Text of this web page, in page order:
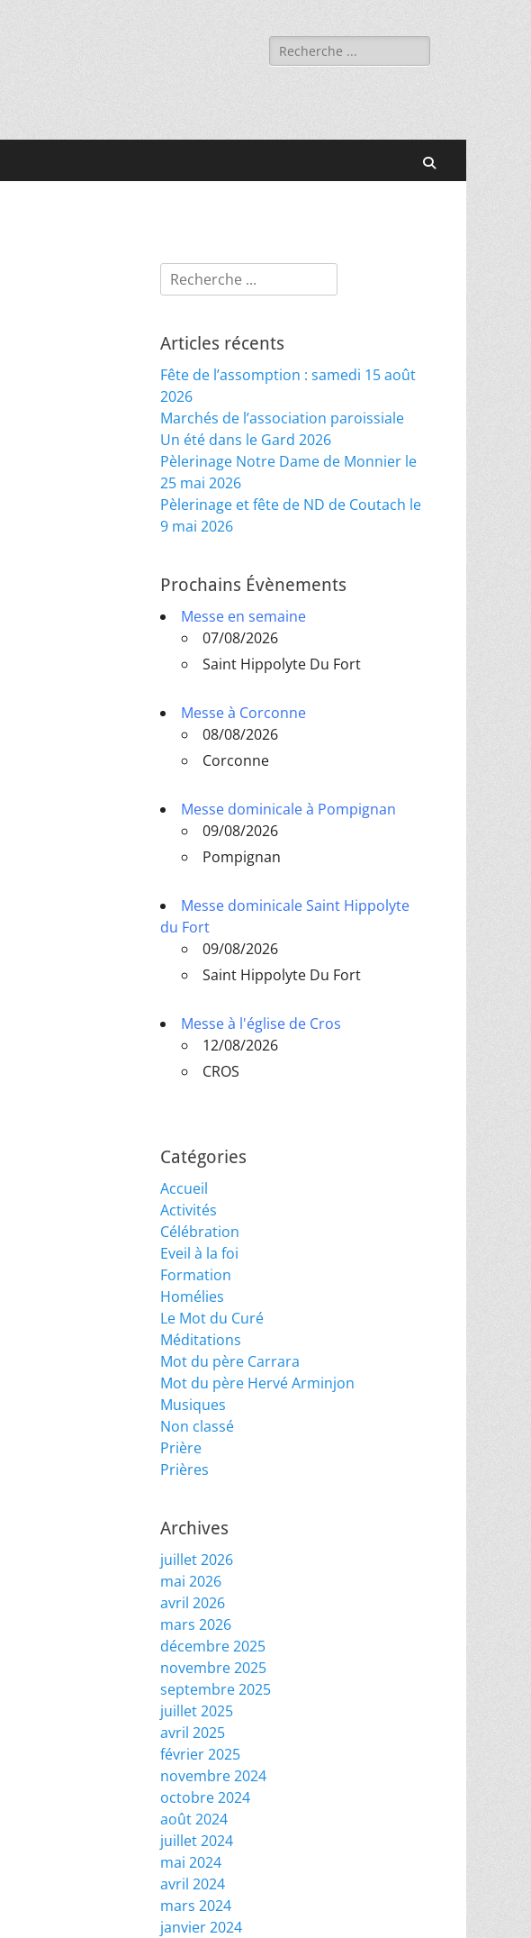
Rechercher :
Rechercher :
Articles récents
Fête de l’assomption : samedi 15 août
2026
Marchés de l’association paroissiale
Un été dans le Gard 2026
Pèlerinage Notre Dame de Monnier le
25 mai 2026
Pèlerinage et fête de ND de Coutach le
9 mai 2026
Prochains Évènements
Messe en semaine
07/08/2026
Saint Hippolyte Du Fort
Messe à Corconne
08/08/2026
Corconne
Messe dominicale à Pompignan
09/08/2026
Pompignan
Messe dominicale Saint Hippolyte
du Fort
09/08/2026
Saint Hippolyte Du Fort
Messe à l'église de Cros
12/08/2026
CROS
Catégories
Accueil
Activités
Célébration
Eveil à la foi
Formation
Homélies
Le Mot du Curé
Méditations
Mot du père Carrara
Mot du père Hervé Arminjon
Musiques
Non classé
Prière
Prières
Archives
juillet 2026
mai 2026
avril 2026
mars 2026
décembre 2025
novembre 2025
septembre 2025
juillet 2025
avril 2025
février 2025
novembre 2024
octobre 2024
août 2024
juillet 2024
mai 2024
avril 2024
mars 2024
janvier 2024